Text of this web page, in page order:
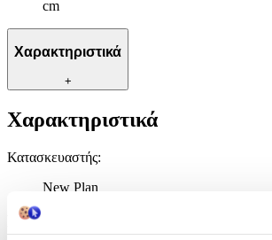
cm
Χαρακτηριστικά
+
Χαρακτηριστικά
Κατασκευαστής:
New Plan
Βασικά Χαρακτηριστικά